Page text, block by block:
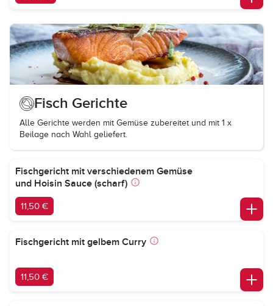
Fisch Gerichte
Alle Gerichte werden mit Gemüse zubereitet und mit 1 x
Beilage nach Wahl geliefert.
Fischgericht mit verschiedenem Gemüse
und Hoisin Sauce (scharf)
11,50 €
Fischgericht mit gelbem Curry
11,50 €